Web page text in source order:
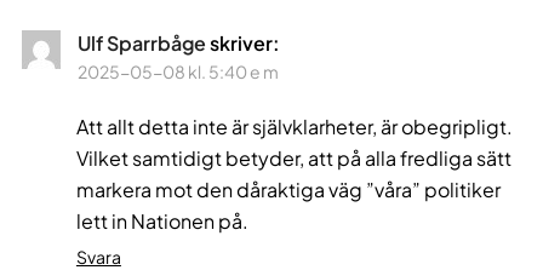
Ulf Sparrbågeskriver:
2025-05-08 kl. 5:40 e m
Att allt detta inte är självklarheter, är obegripligt.
Vilket samtidigt betyder, att på alla fredliga sätt
markera mot den dåraktiga väg ”våra” politiker
lett in Nationen på.
Svara